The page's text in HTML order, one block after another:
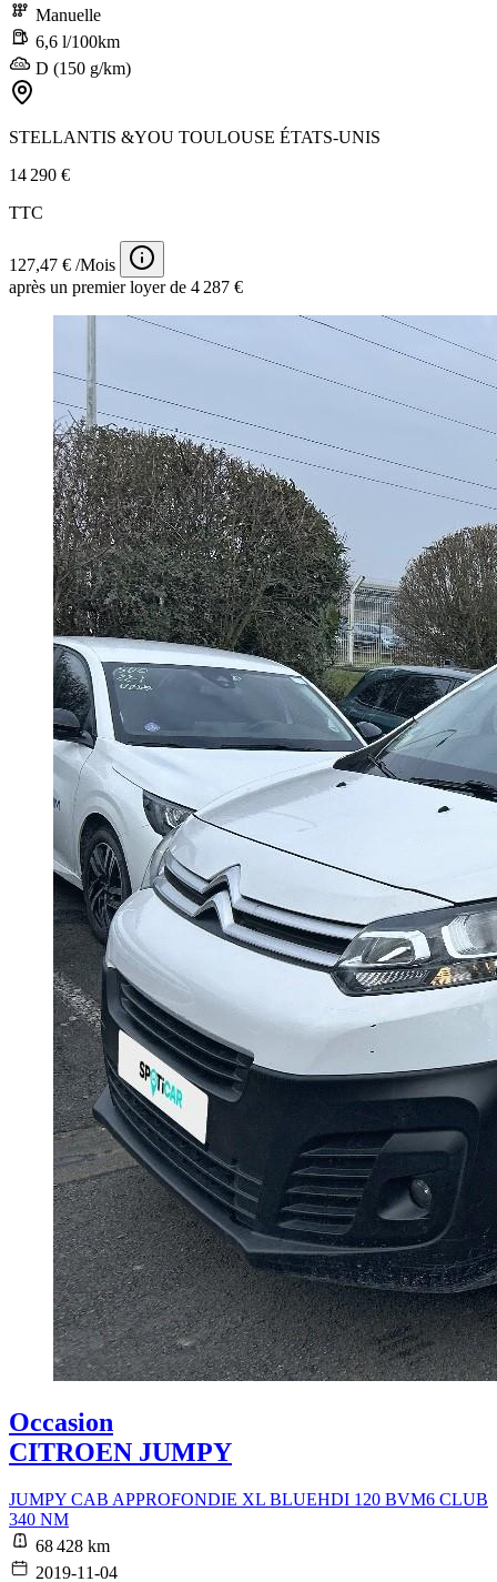
Manuelle
6,6 l/100km
D (150 g/km)
STELLANTIS &YOU TOULOUSE ÉTATS-UNIS
14 290 €
TTC
127,47 € /Mois
après un premier loyer de 4 287 €
Occasion
CITROEN JUMPY
JUMPY CAB APPROFONDIE XL BLUEHDI 120 BVM6 CLUB
340 NM
68 428 km
2019-11-04